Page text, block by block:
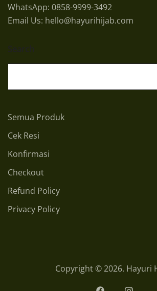
WhatsApp: 0858-9999-3492
Email Us: hello@hayurihijab.com
Search
Semua Produk
Cek Resi
Konfirmasi
Checkout
Refund Policy
Privacy Policy
Copyright © 2026. Hayuri